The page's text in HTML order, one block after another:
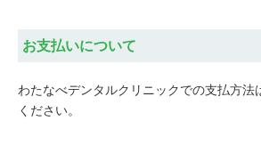
お支払いについて
わたなべデンタルクリニックでの支払方法
ください。